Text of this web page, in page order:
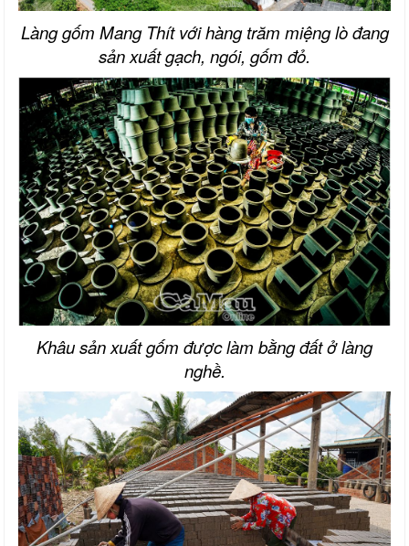
Làng gốm Mang Thít với hàng trăm miệng lò đang
sản xuất gạch, ngói, gốm đỏ.
Khâu sản xuất gốm được làm bằng đất ở làng
nghề.